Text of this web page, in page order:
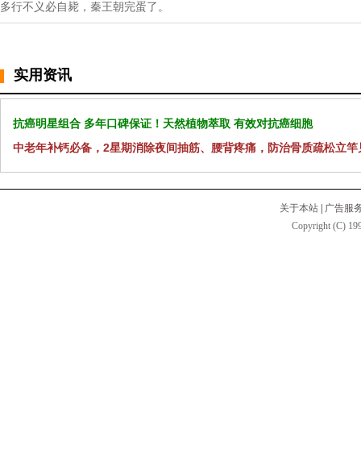
多行不义必自毙，秦王朝完蛋了。
实用资讯
抗癌明星组合 多年口碑保证！天然植物萃取 有效对抗癌细胞
中老年补钙必备，2星期消除夜间抽筋、腰背疼痛，防治骨质疏松立竿
关于本站
广告服
Copyright (C)